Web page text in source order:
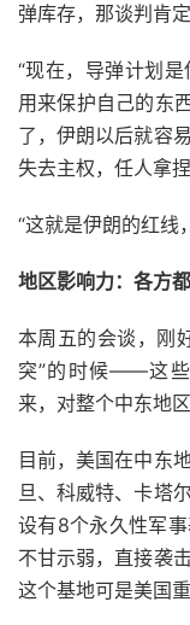
弹库存，那谈判肯定
“现在，导弹计划
用来保护自己的东
了，伊朗以后就容
失去主权，任人拿
“这就是伊朗的红线
地区影响力：各方
本周五的会谈，刚
突”的时候——这些
来，对整个中东地
目前，美国在中东
旦、科威特、卡塔
设有8个永久性军
不甘示弱，直接袭
这个基地可是美国